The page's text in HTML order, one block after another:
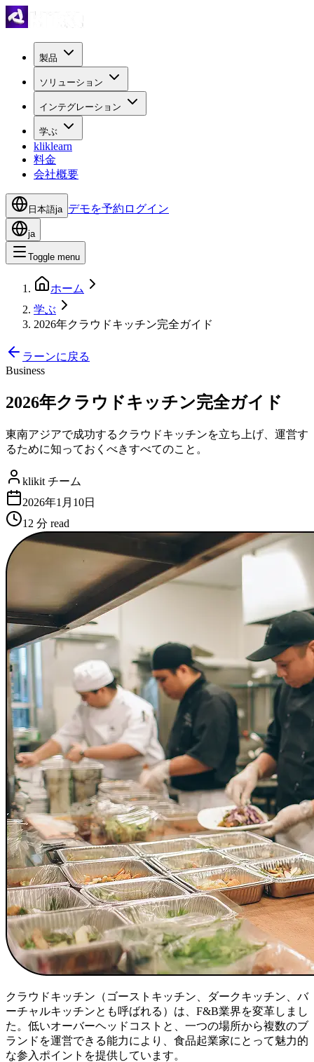
製品
ソリューション
インテグレーション
学ぶ
kliklearn
料金
会社概要
日本語ja デモを予約 ログイン
ja
Toggle menu
ホーム
学ぶ
2026年クラウドキッチン完全ガイド
ラーンに戻る
Business
2026年クラウドキッチン完全ガイド
東南アジアで成功するクラウドキッチンを立ち上げ、運営す
るために知っておくべきすべてのこと。
klikit チーム
2026年1月10日
12 分 read
クラウドキッチン（ゴーストキッチン、ダークキッチン、バ
ーチャルキッチンとも呼ばれる）は、F&B業界を変革しまし
た。低いオーバーヘッドコストと、一つの場所から複数のブ
ランドを運営できる能力により、食品起業家にとって魅力的
な参入ポイントを提供しています。